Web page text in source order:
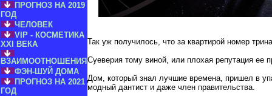
ПРОГНОЗ НА 2019
ГОД
ЧЕЛОВЕК
VIP - КОСМЕТИКА
XXI ВЕКА
ВЗАИМООТНОШЕНИЯ
ФЭН-ШУЙ ДОМА
ПРОГНОЗ НА 2021
ГОД
Так уж получилось, что за квартирой номер
Суеверия тому виной, или плохая репутация ее
Дом, который знал лучшие времена, пришел в
модный дантист и даже член правительства.